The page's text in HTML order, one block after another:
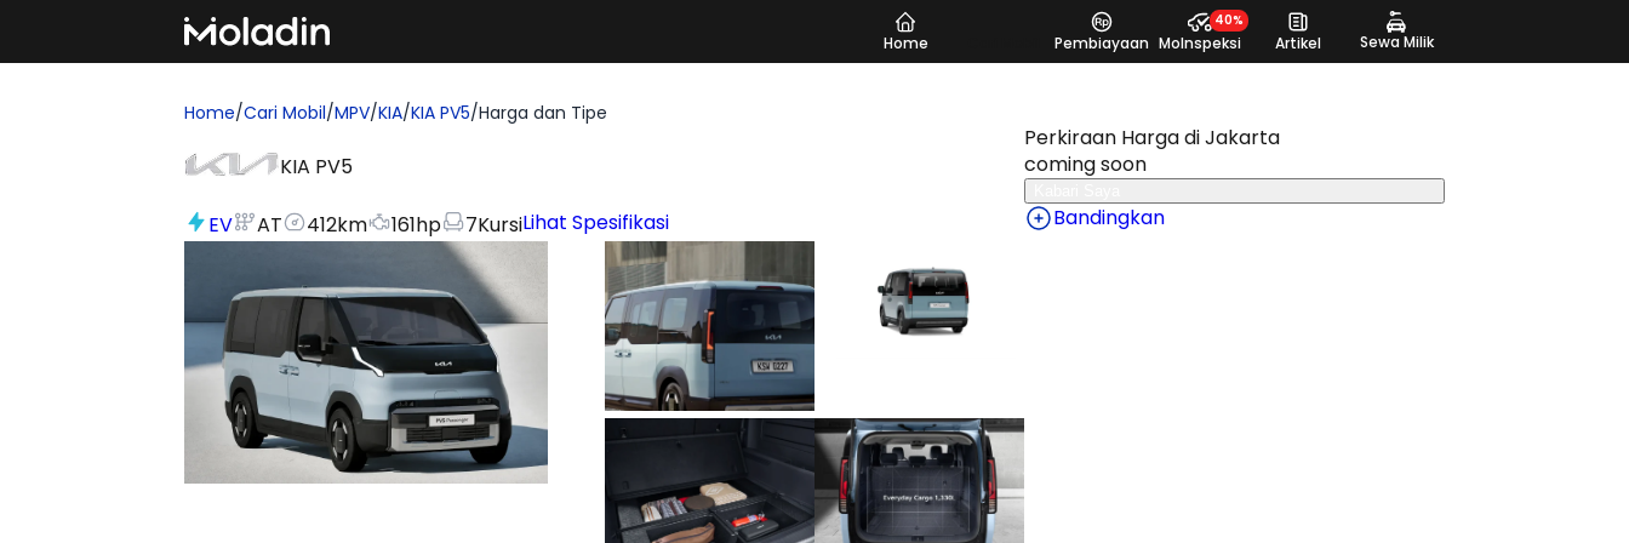
Home Pembiayaan MoInspeksi
40%
Artikel Sewa Milik
Home/Cari Mobil/MPV/KIA/KIA PV5/Harga dan Tipe
KIA PV5
EV AT 412km 161hp 7KursiLihat Spesifikasi
Perkiraan Harga di Jakarta
coming soon
Bandingkan